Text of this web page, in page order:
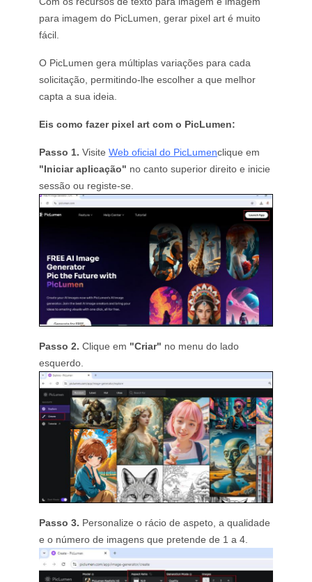
para imagem do PicLumen, gerar pixel art é muito
fácil.
O PicLumen gera múltiplas variações para cada
solicitação, permitindo-lhe escolher a que melhor
capta a sua ideia.
Eis como fazer pixel art com o PicLumen:
Passo 1. Visite Web oficial do PicLumenclique em
"Iniciar aplicação" no canto superior direito e inicie
sessão ou registe-se.
Passo 2. Clique em "Criar" no menu do lado
esquerdo.
Passo 3. Personalize o rácio de aspeto, a qualidade
e o número de imagens que pretende de 1 a 4.